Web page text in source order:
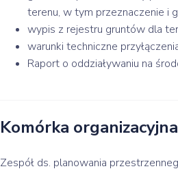
terenu, w tym przeznaczenie i
wypis z rejestru gruntów dla
warunki techniczne
Raport o oddziaływaniu na
Komórka organizacyjna
Zespół ds. planowania